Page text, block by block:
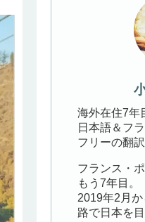
海外在住7年
日本語＆フ
フリーの翻訳
フランス・
もう7年目。
2019年2月
路で日本を